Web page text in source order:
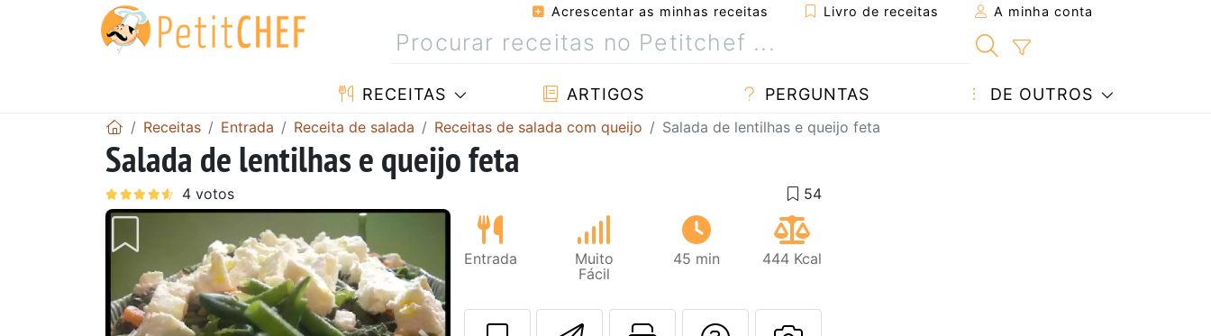
Acrescentar as minhas receitas Livro de receitas A minha conta
RECEITAS ARTIGOS PERGUNTAS DE OUTROS
Receitas Entrada Receita de salada Receitas de salada com queijo Salada de lentilhas e queijo feta
Salada de lentilhas e queijo feta
Entrada
Muito
Fácil
45 min 444 Kcal